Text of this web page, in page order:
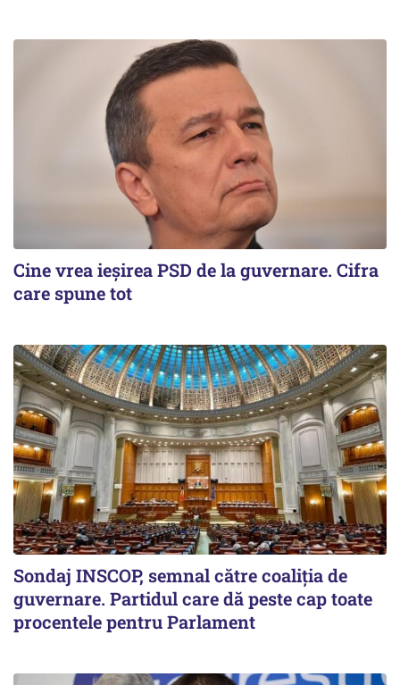
Cine vrea ieșirea PSD de la guvernare. Cifra
care spune tot
Sondaj INSCOP, semnal către coaliția de
guvernare. Partidul care dă peste cap toate
procentele pentru Parlament